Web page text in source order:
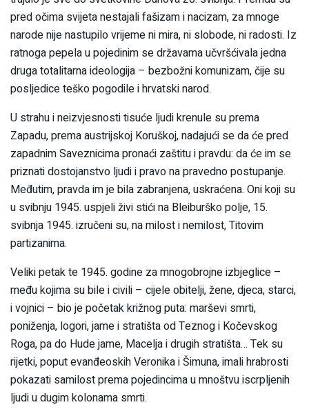
pred očima svijeta nestajali fašizam i nacizam, za mnoge
narode nije nastupilo vrijeme ni mira, ni slobode, ni radosti. Iz
ratnoga pepela u pojedinim se državama učvršćivala jedna
druga totalitarna ideologija – bezbožni komunizam, čije su
posljedice teško pogodile i hrvatski narod.
U strahu i neizvjesnosti tisuće ljudi krenule su prema
Zapadu, prema austrijskoj Koruškoj, nadajući se da će pred
zapadnim Saveznicima pronaći zaštitu i pravdu: da će im se
priznati dostojanstvo ljudi i pravo na pravedno postupanje.
Međutim, pravda im je bila zabranjena, uskraćena. Oni koji su
u svibnju 1945. uspjeli živi stići na Bleiburško polje, 15.
svibnja 1945. izručeni su, na milost i nemilost, Titovim
partizanima.
Veliki petak te 1945. godine za mnogobrojne izbjeglice –
među kojima su bile i civili – cijele obitelji, žene, djeca, starci,
i vojnici – bio je početak križnog puta: marševi smrti,
poniženja, logori, jame i stratišta od Teznog i Kočevskog
Roga, pa do Hude jame, Macelja i drugih stratišta… Tek su
rijetki, poput evanđeoskih Veronika i Šimuna, imali hrabrosti
pokazati samilost prema pojedincima u mnoštvu iscrpljenih
ljudi u dugim kolonama smrti.